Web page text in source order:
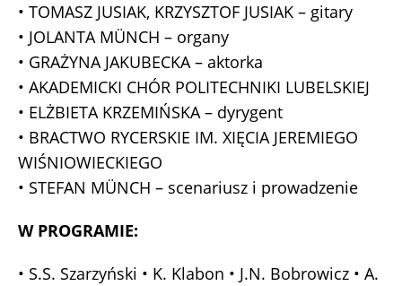
• TOMASZ JUSIAK, KRZYSZTOF JUSIAK – gitary
• JOLANTA MÜNCH – organy
• GRAŻYNA JAKUBECKA – aktorka
• AKADEMICKI CHÓR POLITECHNIKI LUBELSKIEJ
• ELŻBIETA KRZEMIŃSKA – dyrygent
• BRACTWO RYCERSKIE IM. XIĘCIA JEREMIEGO
WIŚNIOWIECKIEGO
• STEFAN MÜNCH – scenariusz i prowadzenie
W PROGRAMIE:
• S.S. Szarzyński • K. Klabon • J.N. Bobrowicz • A.